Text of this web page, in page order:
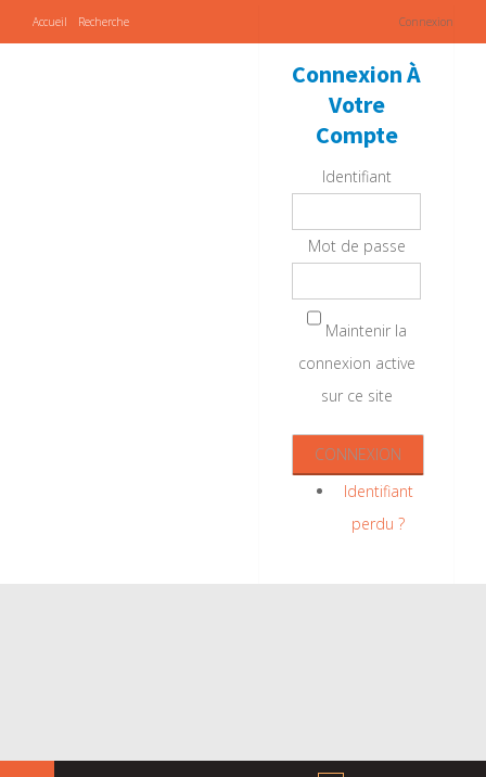
Accueil Recherche Connexion
Connexion À
Votre
Compte
Identifiant
Mot de passe
Maintenir la
connexion active
sur ce site
Identifiant
perdu ?